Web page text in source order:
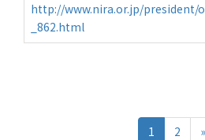
http://www.nira.or.jp/president/
_862.html
1 2 »